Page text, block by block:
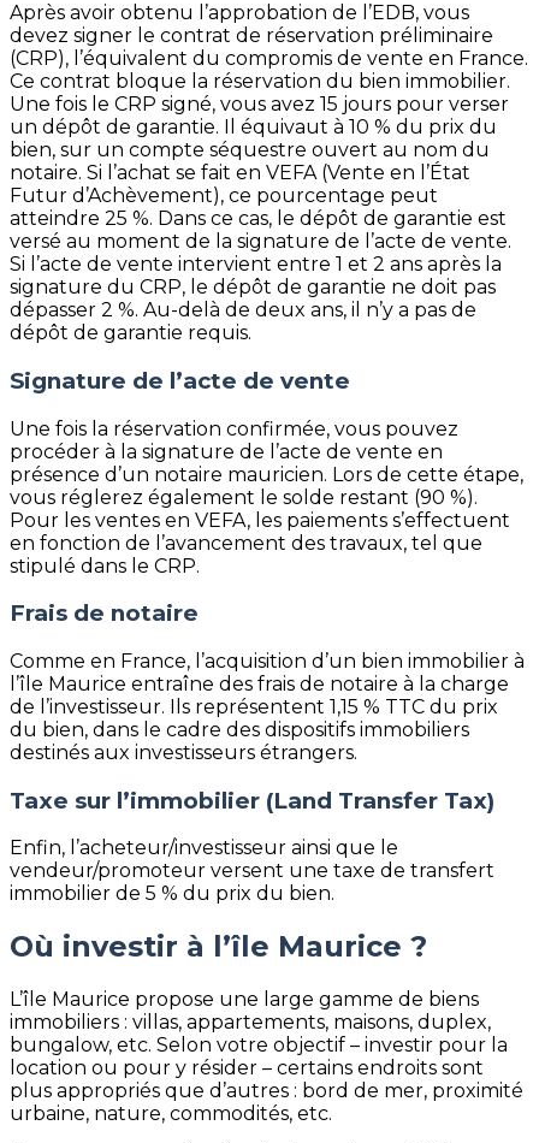
Après avoir obtenu l’approbation de l’EDB, vous
devez signer le contrat de réservation préliminaire
(CRP), l’équivalent du compromis de vente en France.
Ce contrat bloque la réservation du bien immobilier.
Une fois le CRP signé, vous avez 15 jours pour verser
un dépôt de garantie. Il équivaut à 10 % du prix du
bien, sur un compte séquestre ouvert au nom du
notaire. Si l’achat se fait en VEFA (Vente en l’État
Futur d’Achèvement), ce pourcentage peut
atteindre 25 %. Dans ce cas, le dépôt de garantie est
versé au moment de la signature de l’acte de vente.
Si l’acte de vente intervient entre 1 et 2 ans après la
signature du CRP, le dépôt de garantie ne doit pas
dépasser 2 %. Au-delà de deux ans, il n’y a pas de
dépôt de garantie requis.
Signature de l’acte de vente
Une fois la réservation confirmée, vous pouvez
procéder à la signature de l’acte de vente en
présence d’un notaire mauricien. Lors de cette étape,
vous réglerez également le solde restant (90 %).
Pour les ventes en VEFA, les paiements s’effectuent
en fonction de l’avancement des travaux, tel que
stipulé dans le CRP.
Frais de notaire
Comme en France, l’acquisition d’un bien immobilier à
l’île Maurice entraîne des frais de notaire à la charge
de l’investisseur. Ils représentent 1,15 % TTC du prix
du bien, dans le cadre des dispositifs immobiliers
destinés aux investisseurs étrangers.
Taxe sur l’immobilier (Land Transfer Tax)
Enfin, l’acheteur/investisseur ainsi que le
vendeur/promoteur versent une taxe de transfert
immobilier de 5 % du prix du bien.
Où investir à l’île Maurice ?
L’île Maurice propose une large gamme de biens
immobiliers : villas, appartements, maisons, duplex,
bungalow, etc. Selon votre objectif – investir pour la
location ou pour y résider – certains endroits sont
plus appropriés que d’autres : bord de mer, proximité
urbaine, nature, commodités, etc.